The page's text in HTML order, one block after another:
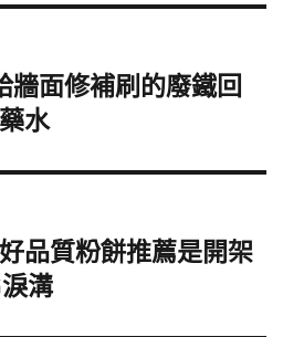
面修補刷的廢鐵回
水
品質粉餅推薦是開架
溝